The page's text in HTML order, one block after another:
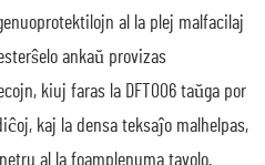
al la plej malfacilaj
ankaŭ provizas
kiuj faras la DFT006 taŭga por
kaj la densa teksaĵo malhelpas,
al la foamplenuma tavolo.